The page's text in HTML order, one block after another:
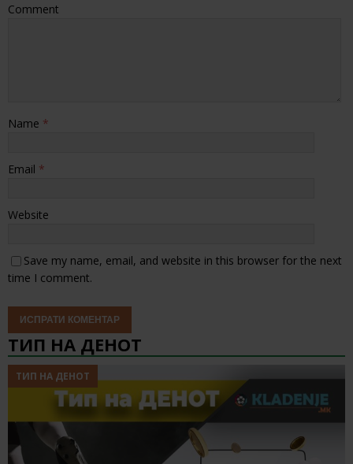
Comment
Name *
Email *
Website
Save my name, email, and website in this browser for the next
time I comment.
ТИП НА ДЕНОТ
ТИП НА ДЕНОТ